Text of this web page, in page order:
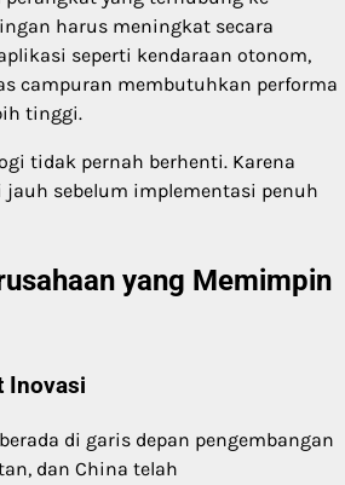
harus meningkat secara
seperti kendaraan otonom,
campuran membutuhkan performa
tinggi.
tidak pernah berhenti. Karena
sebelum implementasi penuh
yang Memimpin
Inovasi
di garis depan pengembangan
dan China telah